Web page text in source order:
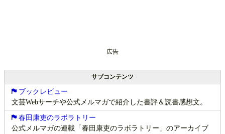
広告
サブコンテンツ
ブックレビュー
文芸Webサーチや公式メルマガで紹介した書評＆読書感想文。
春田康吏のラボラトリー
公式メルマガの連載「春田康吏のラボラトリー」のアーカイブ